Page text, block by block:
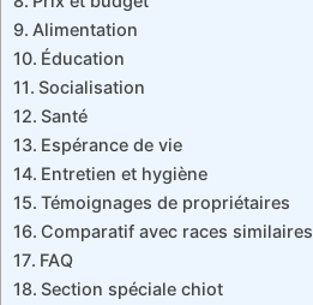
Alimentation
Éducation
Socialisation
Santé
Espérance de vie
Entretien et hygiène
Témoignages de propriétaires
Comparatif avec races similaires
FAQ
Section spéciale chiot